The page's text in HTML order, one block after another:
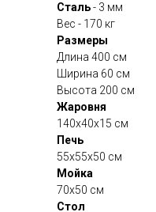
Сталь- 3 мм
Вес - 170 кг
Размеры
Длина 400 см
Ширина 60 см
Высота 200 см
Жаровня
140х40х15 см
Печь
55х55х50 см
Мойка
70х50 см
Стол